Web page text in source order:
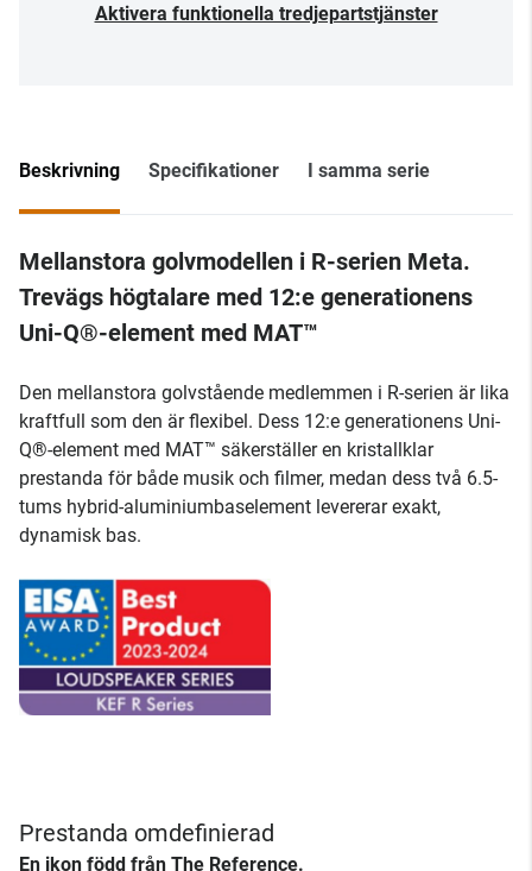
Aktivera funktionella tredjepartstjänster
Beskrivning Specifikationer I samma serie
Mellanstora golvmodellen i R-serien Meta.
Trevägs högtalare med 12:e generationens
Uni-Q®-element med MAT™
Den mellanstora golvstående medlemmen i R-serien är lika
kraftfull som den är flexibel. Dess 12:e generationens Uni-
Q®-element med MAT™ säkerställer en kristallklar
prestanda för både musik och filmer, medan dess två 6.5-
tums hybrid-aluminiumbaselement levererar exakt,
dynamisk bas.
Prestanda omdefinierad
En ikon född från The Reference.